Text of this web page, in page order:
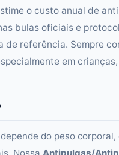
o custo anual de
bulas oficiais e
de referência. Sempre
em
do peso